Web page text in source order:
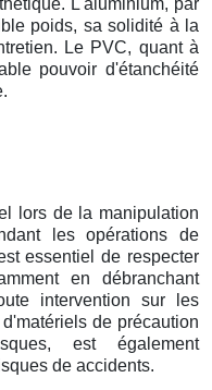
L'aluminium, par
poids, sa solidité à la
Le PVC, quant à
pouvoir d'étanchéité
lors de la manipulation
les opérations de
essentiel de respecter
en débranchant
intervention sur les
de précaution
est également
de accidents.